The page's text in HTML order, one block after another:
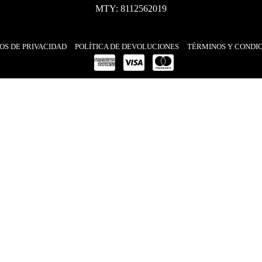
MTY: 8112562019
DE PRIVACIDAD POLÍTICA DE DEVOLUCIONES TÉRMINOS Y